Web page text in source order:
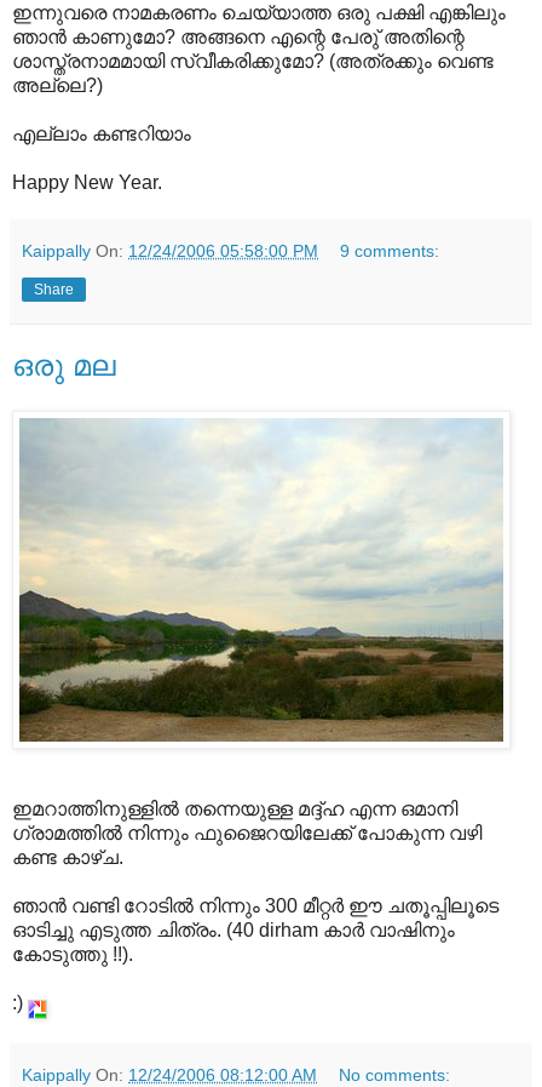
ഇന്നുവരെ നാമകരണം ചെയ്യാത്ത ഒരു പക്ഷി എങ്കിലും
ഞാന്‍ കാണുമോ? അങ്ങനെ എന്റെ പേരു് അതിന്റെ
ശാസ്ത്രനാമമായി സ്വീകരിക്കുമോ? (അത്രക്കും വെണ്ട
അല്ലെ?)
എല്ലാം കണ്ടറിയാം
Happy New Year.
Kaippally On: 12/24/2006 05:58:00 PM 9 comments:
Share
ഒരു മല
ഇമറാത്തിനുള്ളില്‍ തന്നെയുള്ള മദ്ദ്ഹ എന്ന ഒമാനി
ഗ്രാമത്തില്‍ നിന്നും ഫുജൈറയിലേക്ക് പോകുന്ന വഴി
കണ്ട കാഴ്ച.
ഞാന്‍ വണ്ടി റോടില്‍ നിന്നും 300 മീറ്റര്‍ ഈ ചതൂപ്പിലൂടെ
ഓടിച്ചു എടുത്ത ചിത്രം. (40 dirham കാര്‍ വാഷിനും
കോടുത്തു !!).
:)
Kaippally On: 12/24/2006 08:12:00 AM No comments: